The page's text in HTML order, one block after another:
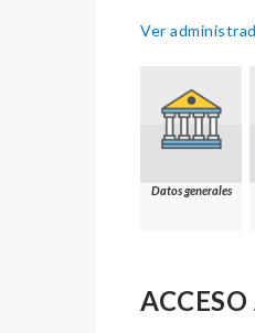
Ver
Datos generales